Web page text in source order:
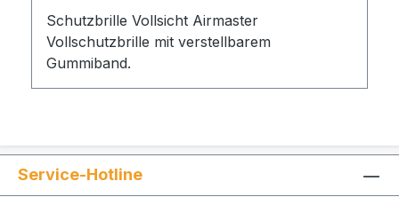
Schutzbrille Vollsicht Airmaster
Vollschutzbrille mit verstellbarem
Gummiband.
Service-Hotline